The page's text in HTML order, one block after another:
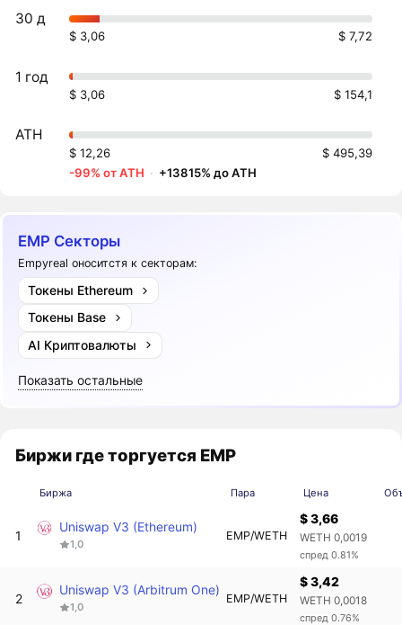
30 д
$ 3,06 $ 7,72
1 год
$ 3,06 $ 154,1
ATH
$ 12,26
$ 495,39
-99% от ATH · +13815% до ATH
EMP Секторы
Empyreal оноситстя к секторам:
Токены Ethereum
Токены Base
AI Криптовалюты
Показать остальные
Биржи где торгуется EMP
Биржа Пара Цена
1
Uniswap V3 (Ethereum)
1,0
EMP/WETH
$ 3,66
WETH 0,0019
спред 0.81%
2
Uniswap V3 (Arbitrum One)
1,0
EMP/WETH
$ 3,42
WETH 0,0018
спред 0.76%